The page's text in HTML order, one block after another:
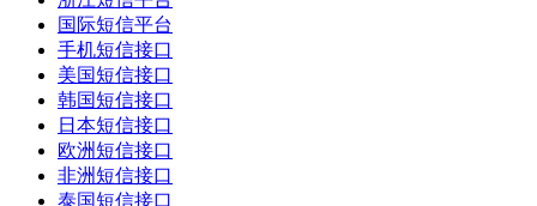
国际短信平台
手机短信接口
美国短信接口
韩国短信接口
日本短信接口
欧洲短信接口
非洲短信接口
泰国短信接口